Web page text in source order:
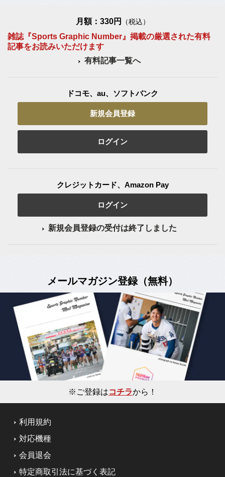
月額：330円 （税込）
雑誌『Sports Graphic Number』掲載の厳選された有料
記事をお読みいただけます
有料記事一覧へ
ドコモ、au、ソフトバンク
新規会員登録
ログイン
クレジットカード、Amazon Pay
ログイン
新規会員登録の受付は終了しました
メールマガジン登録（無料）
※ご登録はコチラから！
利用規約
対応機種
会員退会
特定商取引法に基づく表記